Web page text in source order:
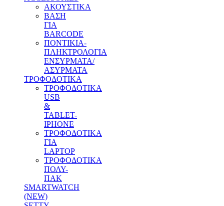
ΑΚΟΥΣΤΙΚΑ
ΒΑΣΗ
ΓΙΑ
BARCODE
ΠΟΝΤΙΚΙΑ-
ΠΛΗΚΤΡΟΛΟΓΙΑ
ΕΝΣΥΡΜΑΤΑ/
ΑΣΥΡΜΑΤΑ
ΤΡΟΦΟΔΟΤΙΚΑ
ΤΡΟΦΟΔΟΤΙΚΑ
USB
&
TABLET-
IPHONE
ΤΡΟΦΟΔΟΤΙΚΑ
ΓΙΑ
LAPTOP
ΤΡΟΦΟΔΟΤΙΚΑ
ΠΟΛΥ-
ΠΑΚ
SMARTWATCH
(NEW)